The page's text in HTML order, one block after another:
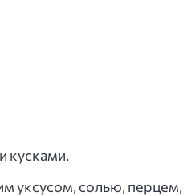
кусками.
уксусом, солью, перцем,